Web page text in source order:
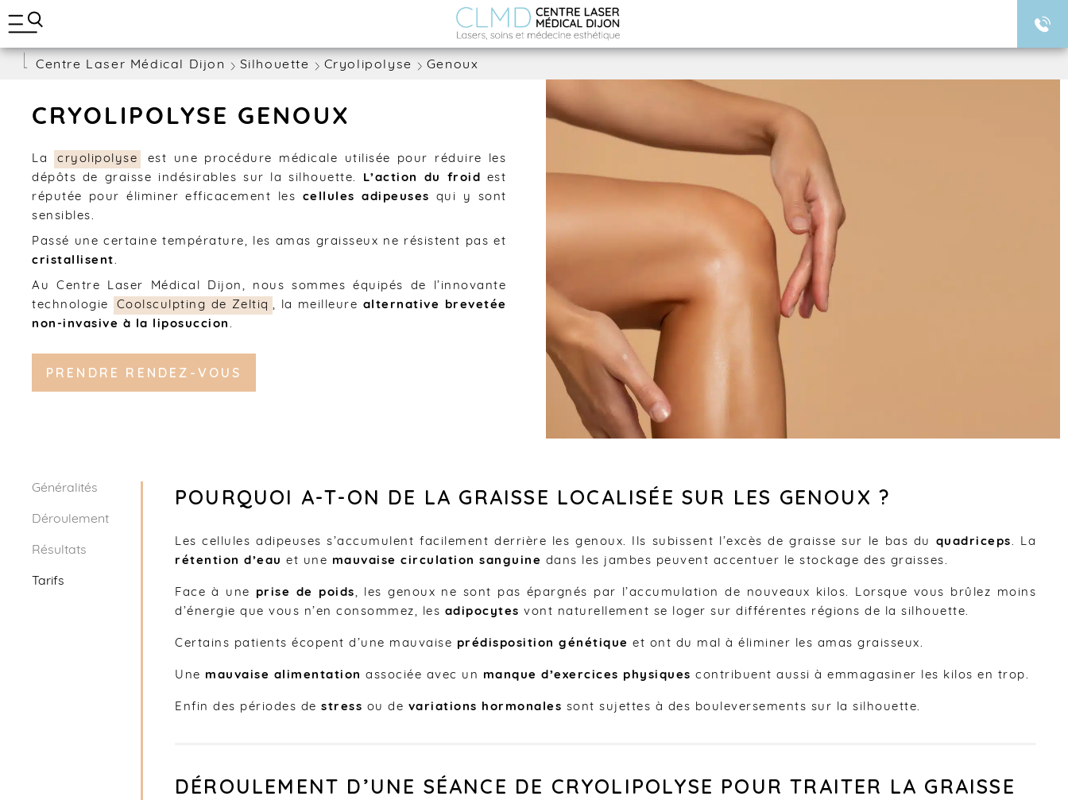
e
BLOG
Centre Laser Médical Dijon Silhouette Cryolipolyse Genoux
CRYOLIPOLYSE GENOUX
La cryolipolyse
est une procédure médicale utilisée pour réduire les
dépôts de graisse indésirables sur la silhouette. L’action du froid est
réputée pour éliminer efficacement les cellules adipeuses
qui y sont
sensibles.
Passé une certaine température, les amas graisseux ne résistent pas et
cristallisent.
Au Centre Laser Médical Dijon, nous sommes équipés de l’innovante
technologie
Coolsculpting de Zeltiq , la meilleure alternative brevetée
non-invasive à la liposuccion .
PRENDRE RENDEZ-VOUS
Généralités
Déroulement
Résultats
Tarifs
POURQUOI A-T-ON DE LA GRAISSE LOCALISÉE SUR LES GENOUX ?
Les cellules adipeuses s’accumulent facilement derrière les genoux. Ils subissent l’excès de graisse sur le bas du quadriceps. La
rétention d’eau et une mauvaise circulation sanguine dans les jambes peuvent accentuer le stockage des graisses.
Face à une prise de poids, les genoux ne sont pas épargnés par l’accumulation de nouveaux kilos. Lorsque vous brûlez moins
d’énergie que vous n’en consommez, les adipocytes vont naturellement se loger sur différentes régions de la silhouette.
Certains patients écopent d’une mauvaise prédisposition génétique et ont du mal à éliminer les amas graisseux.
Une mauvaise alimentation associée avec un manque d’exercices physiques contribuent aussi à emmagasiner les kilos en trop.
Enfin des périodes de stress ou de variations hormonales sont sujettes à des bouleversements sur la silhouette.
DÉROULEMENT D’UNE SÉANCE DE CRYOLIPOLYSE POUR TRAITER LA GRAISSE